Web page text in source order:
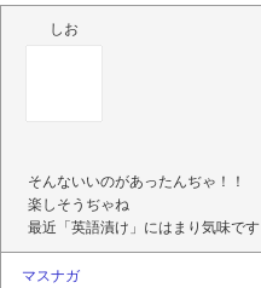
しお
そんないいのがあったんぢゃ！！
楽しそうぢゃね
最近「英語漬け」にはまり気味です
マスナガ